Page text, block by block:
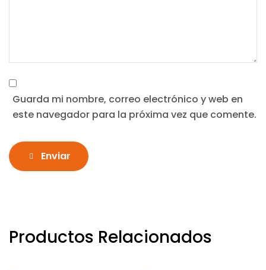
Guarda mi nombre, correo electrónico y web en
este navegador para la próxima vez que comente.
Enviar
Productos Relacionados